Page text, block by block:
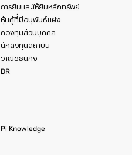
การยืมและให้ยืมหลักทรัพย์
หุ้นกู้ที่มีอนุพันธ์แฝง
กองทุนส่วนบุคคล
นักลงทุนสถาบัน
วาณิชธนกิจ
DR
Pi Knowledge